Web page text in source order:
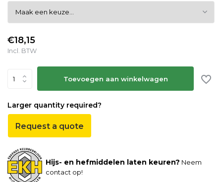
€18,15
Incl. BTW
Toevoegen aan winkelwagen
Larger quantity required?
Request a quote
Hijs- en hefmiddelen laten keuren? Neem
contact op!